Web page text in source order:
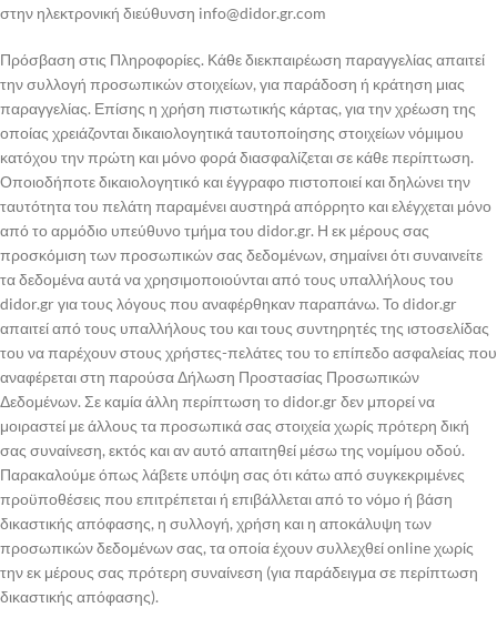
στην ηλεκτρονική διεύθυνση info@didor.gr.com
Πρόσβαση στις Πληροφορίες. Κάθε διεκπαιρέωση παραγγελίας απαιτεί
την συλλογή προσωπικών στοιχείων, για παράδοση ή κράτηση μιας
παραγγελίας. Επίσης η χρήση πιστωτικής κάρτας, για την χρέωση της
οποίας χρειάζονται δικαιολογητικά ταυτοποίησης στοιχείων νόμιμου
κατόχου την πρώτη και μόνο φορά διασφαλίζεται σε κάθε περίπτωση.
Οποιοδήποτε δικαιολογητικό και έγγραφο πιστοποιεί και δηλώνει την
ταυτότητα του πελάτη παραμένει αυστηρά απόρρητο και ελέγχεται μόνο
από το αρμόδιο υπεύθυνο τμήμα του didor.gr. Η εκ μέρους σας
προσκόμιση των προσωπικών σας δεδομένων, σημαίνει ότι συναινείτε
τα δεδομένα αυτά να χρησιμοποιούνται από τους υπαλλήλους του
didor.gr για τους λόγους που αναφέρθηκαν παραπάνω. Το didor.gr
απαιτεί από τους υπαλλήλους του και τους συντηρητές της ιστοσελίδας
του να παρέχουν στους χρήστες-πελάτες του το επίπεδο ασφαλείας που
αναφέρεται στη παρούσα Δήλωση Προστασίας Προσωπικών
Δεδομένων. Σε καμία άλλη περίπτωση το didor.gr δεν μπορεί να
μοιραστεί με άλλους τα προσωπικά σας στοιχεία χωρίς πρότερη δική
σας συναίνεση, εκτός και αν αυτό απαιτηθεί μέσω της νομίμου οδού.
Παρακαλούμε όπως λάβετε υπόψη σας ότι κάτω από συγκεκριμένες
προϋποθέσεις που επιτρέπεται ή επιβάλλεται από το νόμο ή βάση
δικαστικής απόφασης, η συλλογή, χρήση και η αποκάλυψη των
προσωπικών δεδομένων σας, τα οποία έχουν συλλεχθεί online χωρίς
την εκ μέρους σας πρότερη συναίνεση (για παράδειγμα σε περίπτωση
δικαστικής απόφασης).